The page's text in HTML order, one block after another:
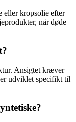
eller kropsolie efter
når døde
Ansigtet kræver
udviklet specifikt til